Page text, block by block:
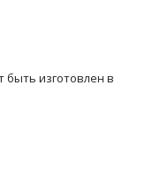
быть изготовлен в